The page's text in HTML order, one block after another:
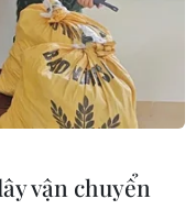
vận chuyển